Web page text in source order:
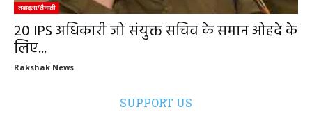
तबादला/तैनाती
20 IPS अधिकारी जो संयुक्त सचिव के समान ओहदे के
लिए...
Rakshak News
SUPPORT US